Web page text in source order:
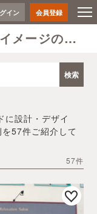
イン 会員登録
「イタリアン ダイニング」イメージのデザイン事例
に設計・デザイ
57件ご紹介して
装の実績を、豊富
、「イタリアン
ントとしてぜひお
57件